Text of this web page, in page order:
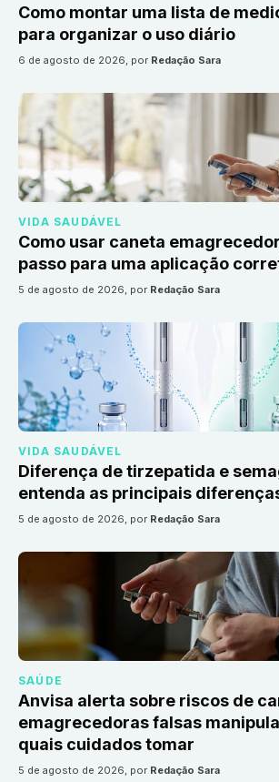
Como montar uma lista de
para organizar o uso diário
6 de agosto de 2026, por Redação Sara
VIDA SAUDÁVEL
Como usar caneta
passo para uma aplicação
5 de agosto de 2026, por Redação Sara
VIDA SAUDÁVEL
Diferença de tirzepatida e
entenda as principais
5 de agosto de 2026, por Redação Sara
SAÚDE
Anvisa alerta sobre riscos de
emagrecedoras falsas
quais cuidados tomar
5 de agosto de 2026, por Redação Sara